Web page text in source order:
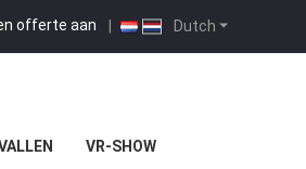
Dutch
offerte aan |
VR-SHOW